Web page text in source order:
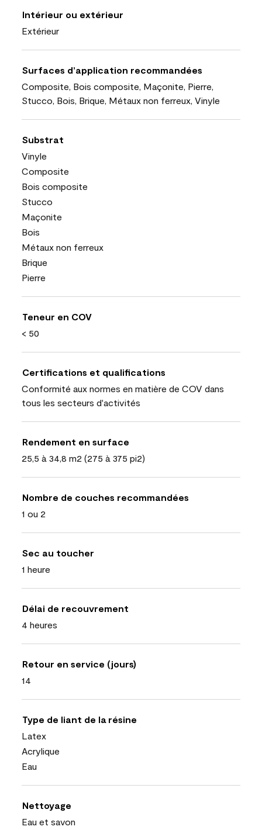
Intérieur ou extérieur
Extérieur
Surfaces d’application recommandées
Composite, Bois composite, Maçonite, Pierre,
Stucco, Bois, Brique, Métaux non ferreux, Vinyle
Substrat
Vinyle
Composite
Bois composite
Stucco
Maçonite
Bois
Métaux non ferreux
Brique
Pierre
Teneur en COV
< 50
Certifications et qualifications
Conformité aux normes en matière de COV dans
tous les secteurs d'activités
Rendement en surface
25,5 à 34,8 m2 (275 à 375 pi2)
Nombre de couches recommandées
1 ou 2
Sec au toucher
1 heure
Délai de recouvrement
4 heures
Retour en service (jours)
14
Type de liant de la résine
Latex
Acrylique
Eau
Nettoyage
Eau et savon